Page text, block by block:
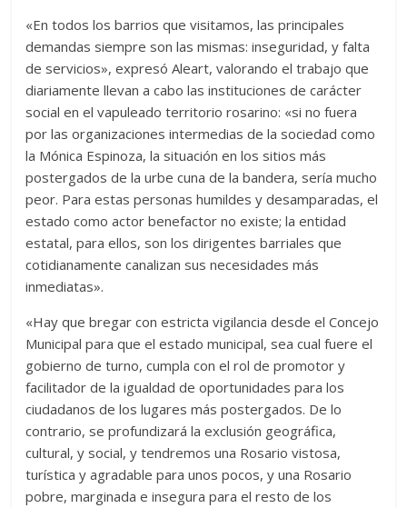
«En todos los barrios que visitamos, las principales
demandas siempre son las mismas: inseguridad, y falta
de servicios», expresó Aleart, valorando el trabajo que
diariamente llevan a cabo las instituciones de carácter
social en el vapuleado territorio rosarino: «si no fuera
por las organizaciones intermedias de la sociedad como
la Mónica Espinoza, la situación en los sitios más
postergados de la urbe cuna de la bandera, sería mucho
peor. Para estas personas humildes y desamparadas, el
estado como actor benefactor no existe; la entidad
estatal, para ellos, son los dirigentes barriales que
cotidianamente canalizan sus necesidades más
inmediatas».
«Hay que bregar con estricta vigilancia desde el Concejo
Municipal para que el estado municipal, sea cual fuere el
gobierno de turno, cumpla con el rol de promotor y
facilitador de la igualdad de oportunidades para los
ciudadanos de los lugares más postergados. De lo
contrario, se profundizará la exclusión geográfica,
cultural, y social, y tendremos una Rosario vistosa,
turística y agradable para unos pocos, y una Rosario
pobre, marginada e insegura para el resto de los